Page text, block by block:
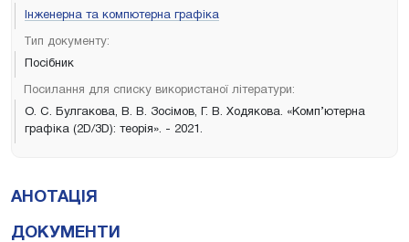
Інженерна та компютерна графіка
Тип документу:
Посібник
Посилання для списку використаної літератури:
О. С. Булгакова, В. В. Зосімов, Г. В. Ходякова. «Комп’ютерна
графіка (2D/3D): теорія». - 2021.
АНОТАЦІЯ
ДОКУМЕНТИ